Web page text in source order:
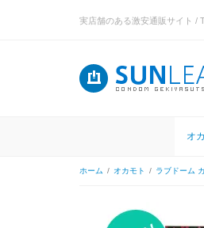
実店舗のある激安通販サイト /
オ
ホーム / オカモト / ラブドーム